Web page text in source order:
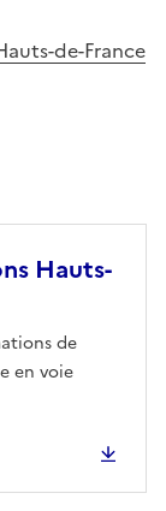
de-France
Hauts-
de
en voie